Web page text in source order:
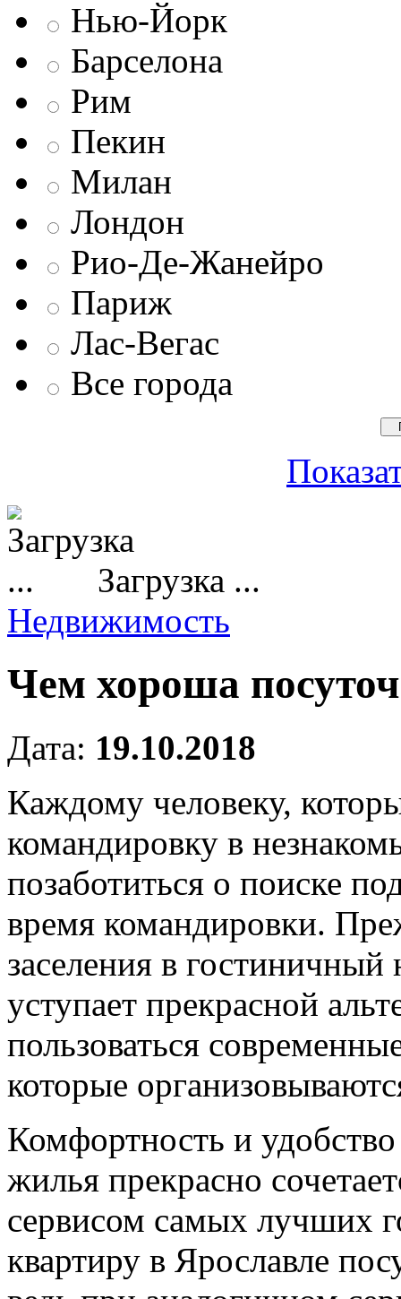
Нью-Йорк
Барселона
Рим
Пекин
Милан
Лондон
Рио-Де-Жанейро
Париж
Лас-Вегас
Все города
Загрузка ...
Недвижимость
Чем хороша
Дата: 19.10.2018
Каждому человеку,
командировку в
позаботиться о поиске
время командировки.
заселения в гостиничный
уступает прекрасной
пользоваться
которые
Комфортность и
жилья прекрасно
сервисом самых лучших
квартиру в Ярославле